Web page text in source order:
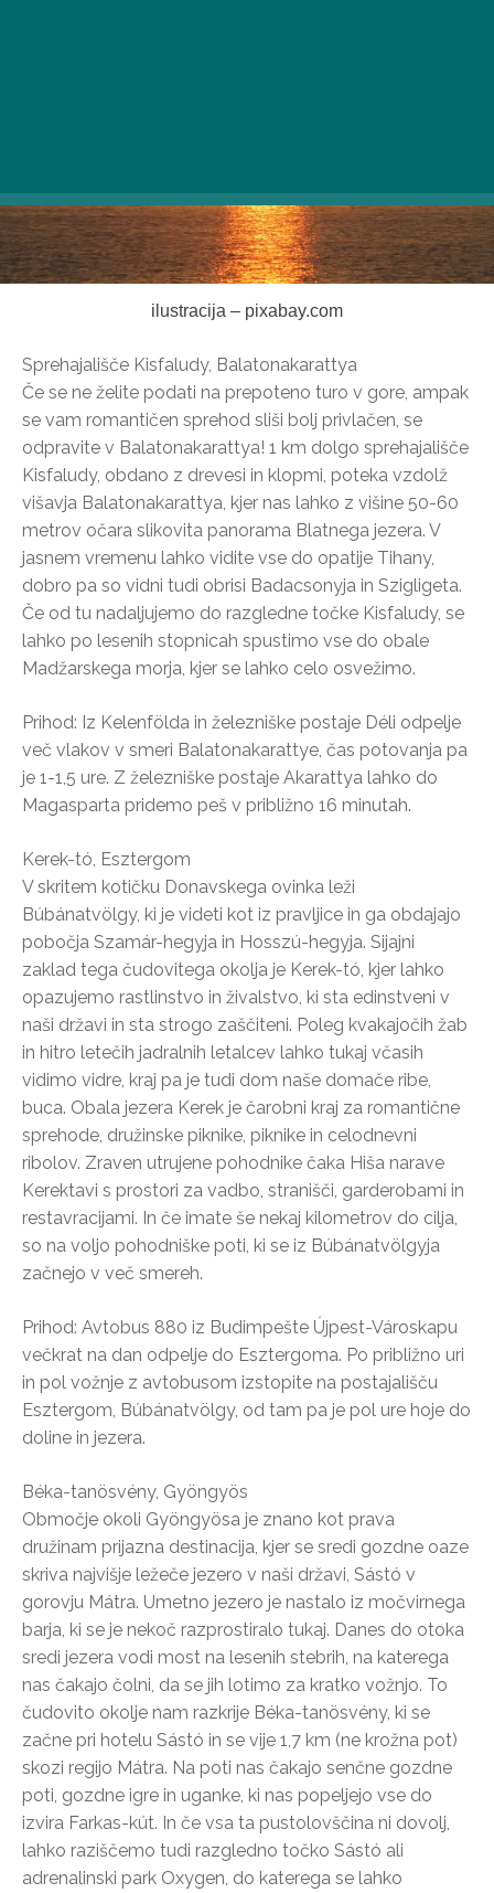
ilustracija – pixabay.com
Sprehajališče Kisfaludy, Balatonakarattya
Če se ne želite podati na prepoteno turo v gore, ampak
se vam romantičen sprehod sliši bolj privlačen, se
odpravite v Balatonakarattya! 1 km dolgo sprehajališče
Kisfaludy, obdano z drevesi in klopmi, poteka vzdolž
višavja Balatonakarattya, kjer nas lahko z višine 50-60
metrov očara slikovita panorama Blatnega jezera. V
jasnem vremenu lahko vidite vse do opatije Tihany,
dobro pa so vidni tudi obrisi Badacsonyja in Szigligeta.
Če od tu nadaljujemo do razgledne točke Kisfaludy, se
lahko po lesenih stopnicah spustimo vse do obale
Madžarskega morja, kjer se lahko celo osvežimo.
Prihod: Iz Kelenfölda in železniške postaje Déli odpelje
več vlakov v smeri Balatonakarattye, čas potovanja pa
je 1-1,5 ure. Z železniške postaje Akarattya lahko do
Magasparta pridemo peš v približno 16 minutah.
Kerek-tó, Esztergom
V skritem kotičku Donavskega ovinka leži
Búbánatvölgy, ki je videti kot iz pravljice in ga obdajajo
pobočja Szamár-hegyja in Hosszú-hegyja. Sijajni
zaklad tega čudovitega okolja je Kerek-tó, kjer lahko
opazujemo rastlinstvo in živalstvo, ki sta edinstveni v
naši državi in sta strogo zaščiteni. Poleg kvakajočih žab
in hitro letečih jadralnih letalcev lahko tukaj včasih
vidimo vidre, kraj pa je tudi dom naše domače ribe,
buca. Obala jezera Kerek je čarobni kraj za romantične
sprehode, družinske piknike, piknike in celodnevni
ribolov. Zraven utrujene pohodnike čaka Hiša narave
Kerektavi s prostori za vadbo, stranišči, garderobami in
restavracijami. In če imate še nekaj kilometrov do cilja,
so na voljo pohodniške poti, ki se iz Búbánatvölgyja
začnejo v več smereh.
Prihod: Avtobus 880 iz Budimpešte Újpest-Városkapu
večkrat na dan odpelje do Esztergoma. Po približno uri
in pol vožnje z avtobusom izstopite na postajališču
Esztergom, Búbánatvölgy, od tam pa je pol ure hoje do
doline in jezera.
Béka-tanösvény, Gyöngyös
Območje okoli Gyöngyösa je znano kot prava
družinam prijazna destinacija, kjer se sredi gozdne oaze
skriva najvišje ležeče jezero v naši državi, Sástó v
gorovju Mátra. Umetno jezero je nastalo iz močvirnega
barja, ki se je nekoč razprostiralo tukaj. Danes do otoka
sredi jezera vodi most na lesenih stebrih, na katerega
nas čakajo čolni, da se jih lotimo za kratko vožnjo. To
čudovito okolje nam razkrije Béka-tanösvény, ki se
začne pri hotelu Sástó in se vije 1,7 km (ne krožna pot)
skozi regijo Mátra. Na poti nas čakajo senčne gozdne
poti, gozdne igre in uganke, ki nas popeljejo vse do
izvira Farkas-kút. In če vsa ta pustolovščina ni dovolj,
lahko raziščemo tudi razgledno točko Sástó ali
adrenalinski park Oxygen, do katerega se lahko